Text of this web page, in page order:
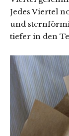
Jedes Viertel
und
tiefer in den